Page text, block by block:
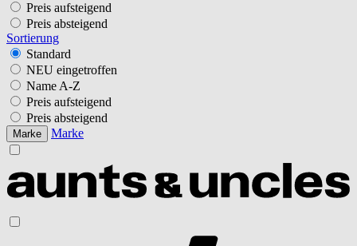
Preis aufsteigend
Preis absteigend
Sortierung
Standard
NEU eingetroffen
Name A-Z
Preis aufsteigend
Preis absteigend
Marke Marke